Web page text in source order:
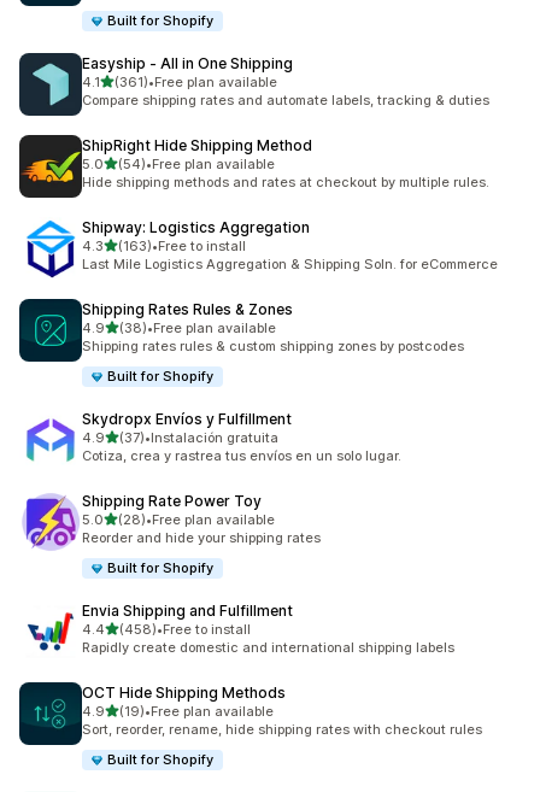
Built for Shopify
Easyship ‑ All in One Shipping
4.15つ星中
(361)
合計レビュー数：361件
•Free plan available
Compare shipping rates and automate labels, tracking & duties
ShipRight Hide Shipping Method
5.05つ星中
(54)
合計レビュー数：54件
•Free plan available
Hide shipping methods and rates at checkout by multiple rules.
Shipway: Logistics Aggregation
4.35つ星中
(163)
合計レビュー数：163件
•Free to install
Last Mile Logistics Aggregation & Shipping Soln. for eCommerce
Shipping Rates Rules & Zones
4.95つ星中
(38)
合計レビュー数：38件
•Free plan available
Shipping rates rules & custom shipping zones by postcodes
Built for Shopify
Skydropx Envíos y Fulfillment
4.95つ星中
(37)
合計レビュー数：37件
•Instalación gratuita
Cotiza, crea y rastrea tus envíos en un solo lugar.
Shipping Rate Power Toy
5.05つ星中
(28)
合計レビュー数：28件
•Free plan available
Reorder and hide your shipping rates
Built for Shopify
Envia Shipping and Fulfillment
4.45つ星中
(458)
合計レビュー数：458件
•Free to install
Rapidly create domestic and international shipping labels
OCT Hide Shipping Methods
4.95つ星中
(19)
合計レビュー数：19件
•Free plan available
Sort, reorder, rename, hide shipping rates with checkout rules
Built for Shopify